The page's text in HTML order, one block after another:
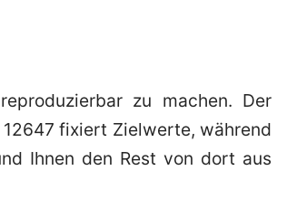
zu machen. Der
fixiert Zielwerte, während
Ihnen den Rest von dort aus